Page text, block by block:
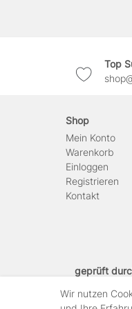
Top
Shop
Mein Konto
Warenkorb
Einloggen
Registrieren
Kontakt
geprüft
Wir nutzen